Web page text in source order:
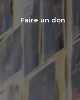
Faire un don